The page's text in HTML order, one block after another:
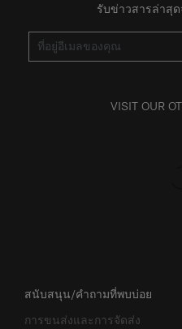
รับข่าวสารล่าสุด
VISIT OUR
สนับสนุน/คำถามที่พบบ่อย
การขนส่งและการจัดส่ง